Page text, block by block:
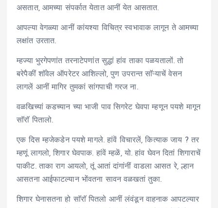
असतात, आमच्या संपर्कात येतात आनीं येत आसतात.
आपल्या वेगळ्या आनीं कांयश्या विचित्र स्वभावाक लागून ते आमच्या
लक्षांत उरतात.
म्हज्या भुरगेपणांत तरनाटेपणांत सुद्धां हांव ताका पळयतालों. तो
बरेपैकीं शाॅवेल ऑपरेटर आशिल्लो, पुण उपरान्त साॅऱ्याचें वेसन
लागलें आनीं मागिर तुमकां सांगपाची गरज ना.
वळखिच्यां कडच्यान च्या भाजी पाव सिगरेट घेवपा म्हणून पयशे मागून
साॅराॅ पितालो.
एक दिस म्हजेकडेन पयशे मागले. हांवें विचारलें, कित्याक जाय ? तर
म्हणूं लागलो, शिगार घेवपाक. हांवें म्हळें, यो. हांव घेवन दितां शिगाराचें
पाकीट. ताका राग आयलो, तूं आतां दांगांनीं वाडला आसत रे, ल्हान
आसतना आईफाटल्यान भोंवतना सावन वळखतां तुका.
शिगार घेनासतना हो साॅराॅ पितलो आनीं लंवंडून वाहनाक आपटल्यार